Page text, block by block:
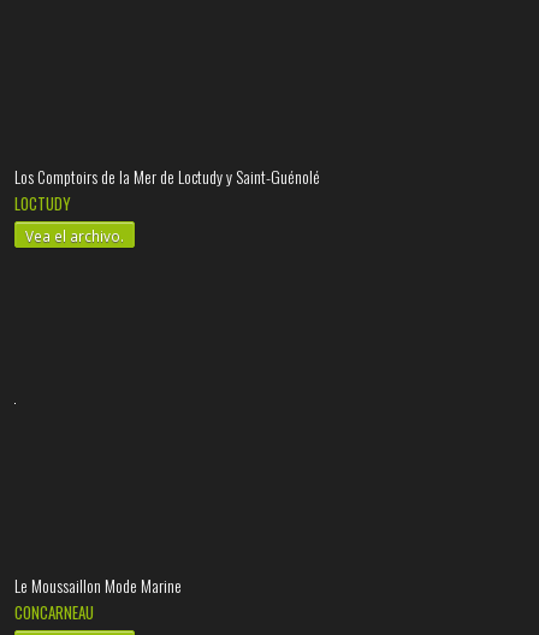
Los Comptoirs de la Mer de Loctudy y Saint-Guénolé
LOCTUDY
Vea el archivo.
Le Moussaillon Mode Marine
CONCARNEAU